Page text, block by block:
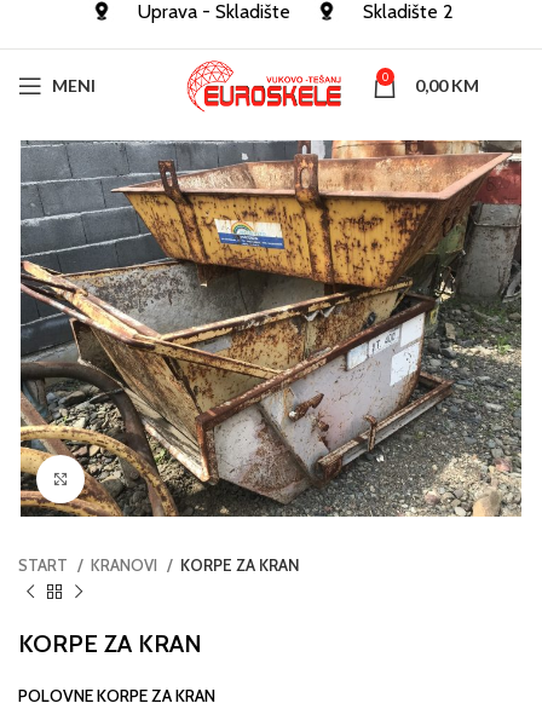
Uprava - Skladište Skladište 2
MENI 0 0,00KM
Click to enlarge
START KRANOVI KORPE ZA KRAN
KORPE ZA KRAN
POLOVNE KORPE ZA KRAN